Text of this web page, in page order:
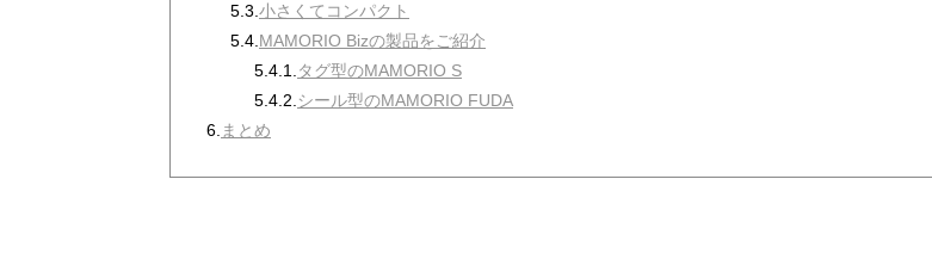
5.3.小さくてコンパクト
5.4.MAMORIO Bizの製品をご紹介
5.4.1.タグ型のMAMORIO S
5.4.2.シール型のMAMORIO FUDA
6. まとめ